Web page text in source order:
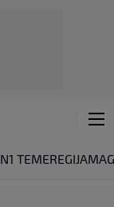
N1 TEMEREGIJA